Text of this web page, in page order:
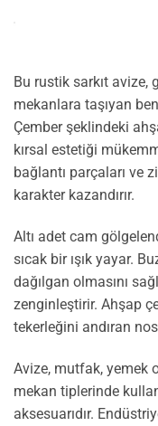
Bu rustik sarkıt avize,
mekanlara taşıyan
Çember şeklindeki
kırsal estetiği
bağlantı parçaları ve
karakter kazandırır.
Altı adet cam
sıcak bir ışık yayar.
dağılgan olmasını
zenginleştirir. Ahşap
tekerleğini andıran
Avize, mutfak, yemek
mekan tiplerinde
aksesuarıdır.